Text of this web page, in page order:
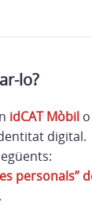
lo?
idCAT Mòbil
digital.
personals”